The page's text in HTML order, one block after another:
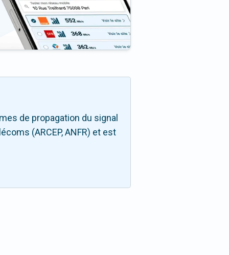
de propagation du signal
(ARCEP, ANFR) et est